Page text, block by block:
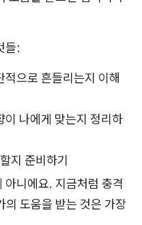
들:
으로 흔들리는지 이해
이 나에게 맞는지 정리하
지 준비하기
니에요. 지금처럼 충격
의 도움을 받는 것은 가장